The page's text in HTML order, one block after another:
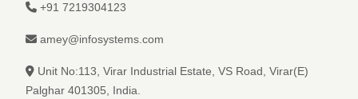
+91 7219304123
amey@infosystems.com
Unit No:113, Virar Industrial Estate, VS Road, Virar(E)
Palghar 401305, India.